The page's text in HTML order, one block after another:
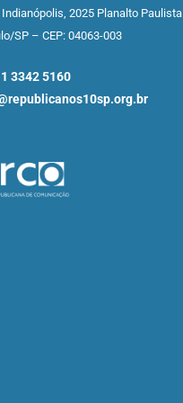
2025 Planalto Paulista
SP – CEP: 04063-003
3342 5160